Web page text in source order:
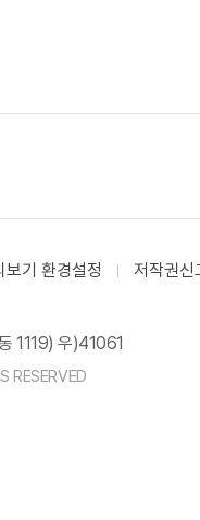
보기 환경설정 저작권신
1119) 우)41061
RESERVED